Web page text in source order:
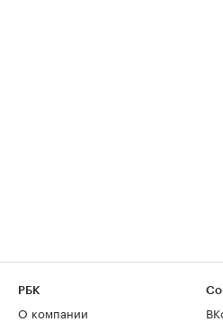
РБК
О компании